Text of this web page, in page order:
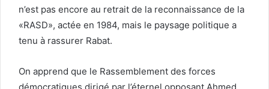
n’est pas encore au retrait de la reconnaissance de la
«RASD», actée en 1984, mais le paysage politique a
tenu à rassurer Rabat.
On apprend que le Rassemblement des forces
démocratiques dirigé par l’éternel opposant Ahmed